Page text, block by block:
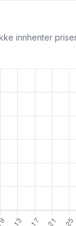
innhenter